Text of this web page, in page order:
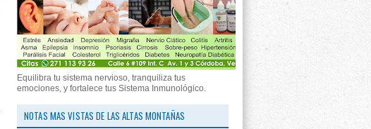
Equilibra tu sistema nervioso, tranquiliza tus
emociones, y fortalece tus Sistema Inmunológico.
NOTAS MAS VISTAS DE LAS ALTAS MONTAÑAS